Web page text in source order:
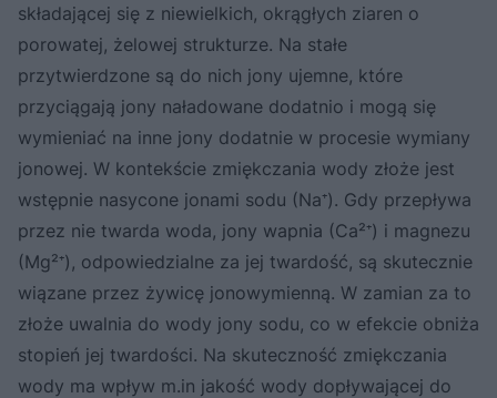
składającej się z niewielkich, okrągłych ziaren o
porowatej, żelowej strukturze. Na stałe
przytwierdzone są do nich jony ujemne, które
przyciągają jony naładowane dodatnio i mogą się
wymieniać na inne jony dodatnie w procesie wymiany
jonowej. W kontekście zmiękczania wody złoże jest
wstępnie nasycone jonami sodu (Na⁺). Gdy przepływa
przez nie twarda woda, jony wapnia (Ca²⁺) i magnezu
(Mg²⁺), odpowiedzialne za jej twardość, są skutecznie
wiązane przez żywicę jonowymienną. W zamian za to
złoże uwalnia do wody jony sodu, co w efekcie obniża
stopień jej twardości. Na skuteczność zmiękczania
wody ma wpływ m.in jakość wody dopływającej do